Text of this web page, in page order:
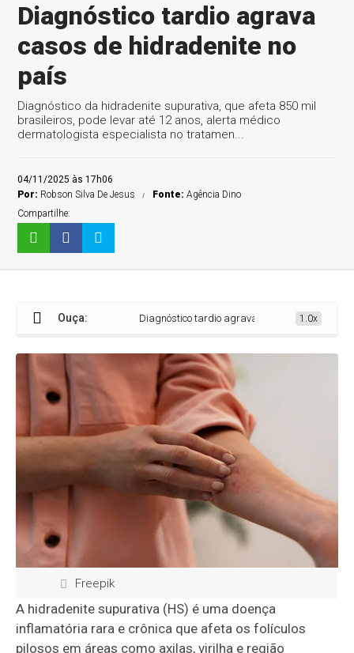
Diagnóstico tardio agrava
casos de hidradenite no
país
Diagnóstico da hidradenite supurativa, que afeta 850 mil
brasileiros, pode levar até 12 anos, alerta médico
dermatologista especialista no tratamen...
04/11/2025 às 17h06
Por: Robson Silva De Jesus Fonte:Agência Dino
Compartilhe:
Ouça: Diagnóstico tardio agrava casos de hidradenite no
1.0x
Freepik
A hidradenite supurativa (HS) é uma doença
inflamatória rara e crônica que afeta os folículos
pilosos em áreas como axilas, virilha e região